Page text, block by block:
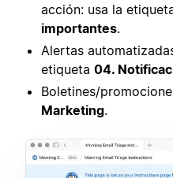
acción: usa la
importantes.
Alertas
etiqueta 04.
Boletines/
Marketing.